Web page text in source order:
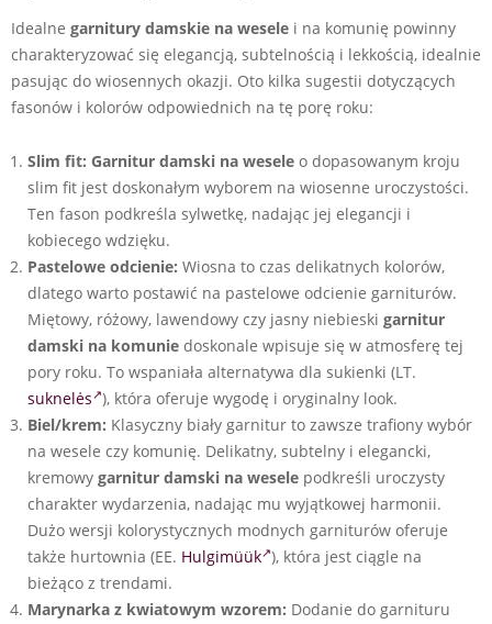
Idealne garnitury damskie na wesele i na komunię powinny
charakteryzować się elegancją, subtelnością i lekkością, idealnie
pasując do wiosennych okazji. Oto kilka sugestii dotyczących
fasonów i kolorów odpowiednich na tę porę roku:
Slim fit: Garnitur damski na wesele o dopasowanym kroju
slim fit jest doskonałym wyborem na wiosenne uroczystości.
Ten fason podkreśla sylwetkę, nadając jej elegancji i
kobiecego wdzięku.
Pastelowe odcienie: Wiosna to czas delikatnych kolorów,
dlatego warto postawić na pastelowe odcienie garniturów.
Miętowy, różowy, lawendowy czy jasny niebieski garnitur
damski na komunie doskonale wpisuje się w atmosferę tej
pory roku. To wspaniała alternatywa dla sukienki (LT.
suknelės ), która oferuje wygodę i oryginalny look.
Biel/krem: Klasyczny biały garnitur to zawsze trafiony wybór
na wesele czy komunię. Delikatny, subtelny i elegancki,
kremowy garnitur damski na wesele podkreśli uroczysty
charakter wydarzenia, nadając mu wyjątkowej harmonii.
Dużo wersji kolorystycznych modnych garniturów oferuje
także hurtownia (EE. Hulgimüük ), która jest ciągle na
bieżąco z trendami.
Marynarka z kwiatowym wzorem: Dodanie do garnituru